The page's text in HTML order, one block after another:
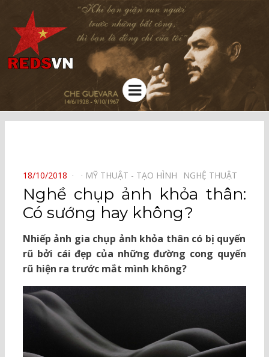
Kênh chia sẻ tri thức cộng đồng
Menu
POSTED
ON
18/10/2018 MỸ THUẬT - TẠO HÌNH⠀ NGHỆ THUẬT⠀
Nghề chụp ảnh khỏa thân:
Có sướng hay không?
Nhiếp ảnh gia chụp ảnh khỏa thân có bị quyến
rũ bởi cái đẹp của những đường cong quyến
rũ hiện ra trước mắt mình không?